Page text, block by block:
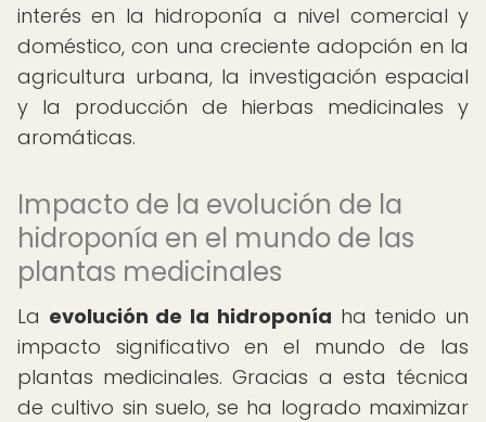
interés en la hidroponía a nivel comercial y
doméstico, con una creciente adopción en la
agricultura urbana, la investigación espacial
y la producción de hierbas medicinales y
aromáticas.
Impacto de la evolución de la
hidroponía en el mundo de las
plantas medicinales
La evolución de la hidroponía ha tenido un
impacto significativo en el mundo de las
plantas medicinales. Gracias a esta técnica
de cultivo sin suelo, se ha logrado maximizar